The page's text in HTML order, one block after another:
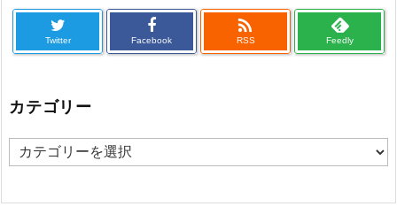
Twitter Facebook

RSS Feedly
カテゴリー
カ
ゴ